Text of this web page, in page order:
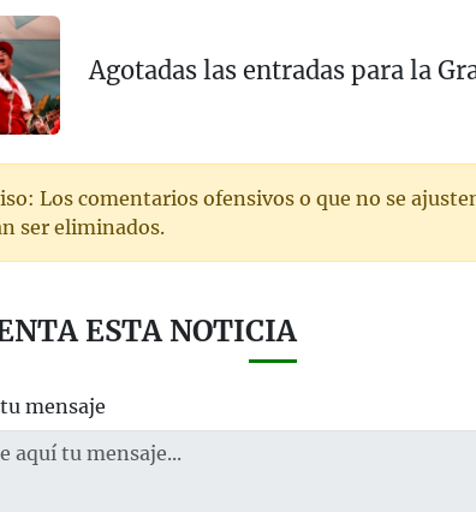
Agotadas las entradas para la
Los comentarios ofensivos o que no se
ser eliminados.
ESTA NOTICIA
mensaje